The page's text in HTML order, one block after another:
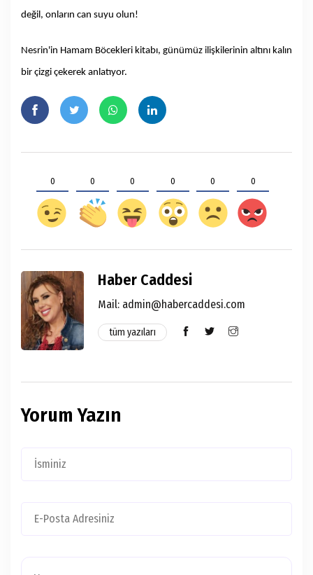
değil, onların can suyu olun!
Nesrin'in Hamam Böcekleri kitabı, günümüz ilişkilerinin altını kalın
bir çizgi çekerek anlatıyor.
0 0 0 0 0 0
Haber Caddesi
Mail: admin@habercaddesi.com
tüm yazıları
Yorum Yazın